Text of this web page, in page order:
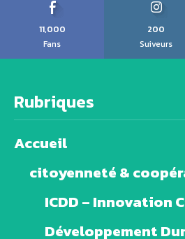
11,000
Fans
200
Suiveurs
Rubriques
Accueil
citoyenneté &
ICDD – Innovation
Développement